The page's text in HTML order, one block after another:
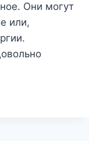
Они могут
или,